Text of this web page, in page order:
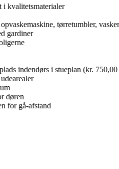
i kvalitetsmaterialer
tørretumbler,
gardiner
indendørs i stueplan (kr.
døren
for gå-afstand